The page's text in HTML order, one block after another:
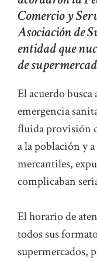
Comercio y
Asociación de
entidad que
de
El acuerdo busca
emergencia
fluida provisión
a la población y
mercantiles,
complicaban
El horario de
todos sus
supermercados,